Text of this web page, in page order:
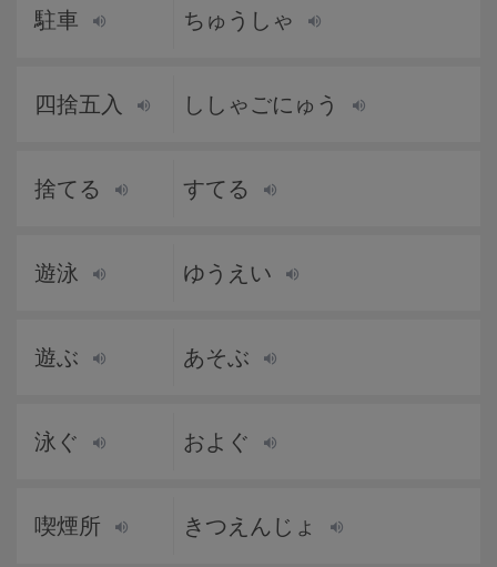
駐車 ちゅうしゃ
四捨五入 ししゃごにゅう
捨てる すてる
遊泳 ゆうえい
遊ぶ あそぶ
泳ぐ およぐ
喫煙所 きつえんじょ